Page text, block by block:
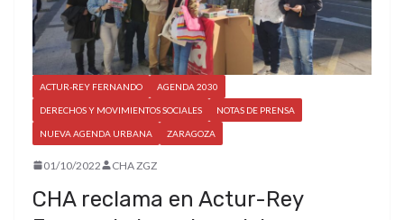
ACTUR-REY FERNANDO AGENDA 2030
DERECHOS Y MOVIMIENTOS SOCIALES NOTAS DE PRENSA
NUEVA AGENDA URBANA ZARAGOZA
01/10/2022 CHA ZGZ
CHA reclama en Actur-Rey